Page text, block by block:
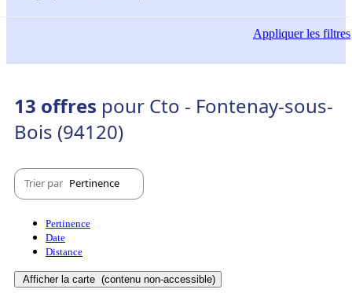
Appliquerles filtres
13 offres pour Cto - Fontenay-sous-
Bois (94120)
Trier par Pertinence
Pertinence
Date
Distance
Afficher la carte (contenu non-accessible)